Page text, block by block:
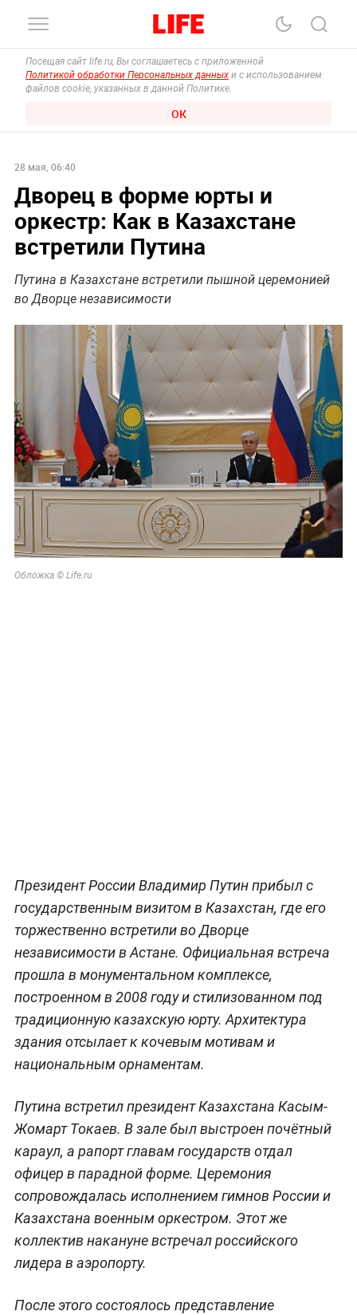
Посещая сайт life.ru, Вы соглашаетесь с приложенной
Политикой обработки Персональных данных и с использованием
файлов cookie, указанных в данной Политике.
ОК
28 мая, 06:40
Дворец в форме юрты и
оркестр: Как в Казахстане
встретили Путина
Путина в Казахстане встретили пышной церемонией
во Дворце независимости
Обложка © Life.ru
Президент России Владимир Путин прибыл с
государственным визитом в Казахстан, где его
торжественно встретили во Дворце
независимости в Астане. Официальная встреча
прошла в монументальном комплексе,
построенном в 2008 году и стилизованном под
традиционную казахскую юрту. Архитектура
здания отсылает к кочевым мотивам и
национальным орнаментам.
Путина встретил президент Казахстана Касым-
Жомарт Токаев. В зале был выстроен почётный
караул, а рапорт главам государств отдал
офицер в парадной форме. Церемония
сопровождалась исполнением гимнов России и
Казахстана военным оркестром. Этот же
коллектив накануне встречал российского
лидера в аэропорту.
После этого состоялось представление